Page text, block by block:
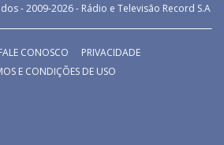
- 2009-2026- Rádio e Televisão Record S.A
CONOSCO
PRIVACIDADE
E CONDIÇÕES DE USO